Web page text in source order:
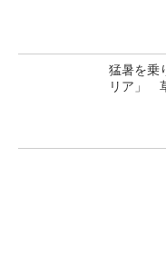
猛暑を乗
リア」